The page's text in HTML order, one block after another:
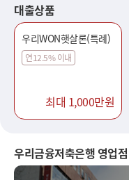
대출상품
우리WON햇살론(특례)
연12.5% 이내
최대 1,000만원
우리금융저축은행 영업